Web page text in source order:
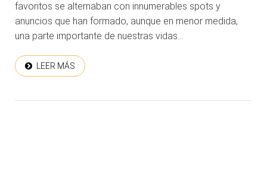
favoritos se alternaban con innumerables spots y
anuncios que han formado, aunque en menor medida,
una parte importante de nuestras vidas...
LEER MÁS